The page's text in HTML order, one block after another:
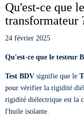
Qu'est-ce que
transformateur
24 février 2025
Qu'est-ce que le testeur
Test BDV signifie que le
pour vérifier la rigidité
rigidité diélectrique est la
l'huile isolante.